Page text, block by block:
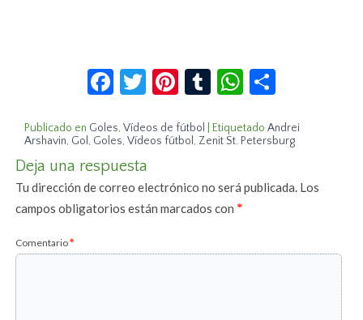
Facebook
Twitter
Pinterest
TumblrWhatsApp
Publicado en Goles,Vídeos de fútbol Etiquetado Andrei
Arshavin, Gol, Goles,Vídeos fútbol, Zenit St. Petersburg
Deja una respuesta
Tu dirección de correo electrónico no será publicada. Los
campos obligatorios están marcados con*
Comentario*